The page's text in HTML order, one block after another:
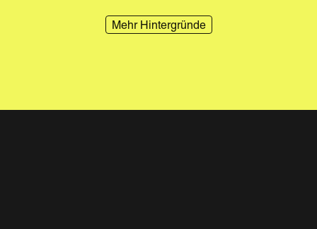
Mehr Hintergründe